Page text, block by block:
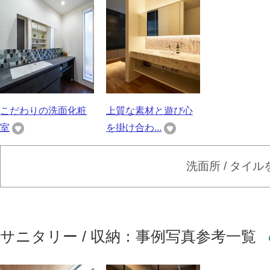
こだわりの洗面化粧
室
上質な素材と遊び心
を掛け合わ...
洗面所 / タイル
サニタリー / 収納：事例写真参考一覧